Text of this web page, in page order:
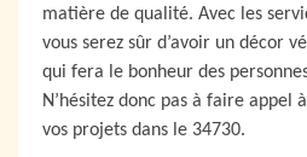
matière de qualité. Avec les
vous serez sûr d’avoir un décor
qui fera le bonheur des
N’hésitez donc pas à faire appel
vos projets dans le 34730.